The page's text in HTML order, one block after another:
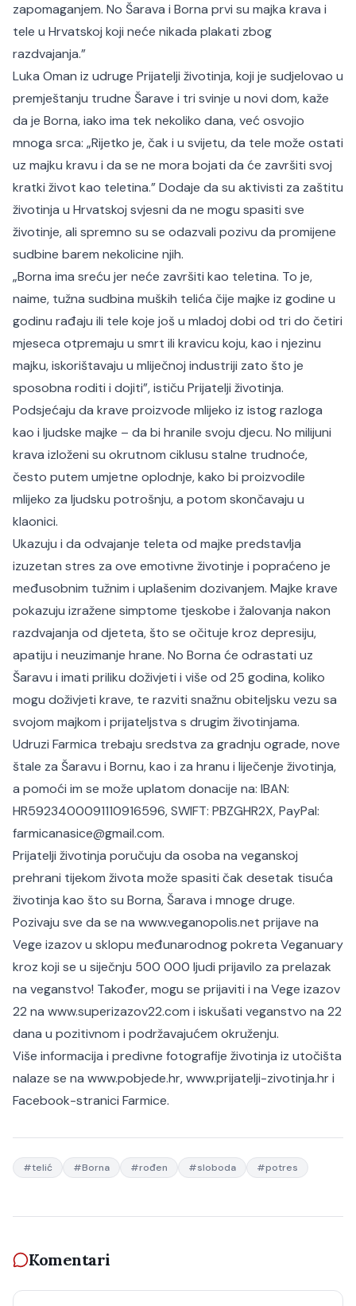
zapomaganjem. No Šarava i Borna prvi su majka krava i
tele u Hrvatskoj koji neće nikada plakati zbog
razdvajanja.”
Luka Oman iz udruge Prijatelji životinja, koji je sudjelovao u
premještanju trudne Šarave i tri svinje u novi dom, kaže
da je Borna, iako ima tek nekoliko dana, već osvojio
mnoga srca: „Rijetko je, čak i u svijetu, da tele može ostati
uz majku kravu i da se ne mora bojati da će završiti svoj
kratki život kao teletina.” Dodaje da su aktivisti za zaštitu
životinja u Hrvatskoj svjesni da ne mogu spasiti sve
životinje, ali spremno su se odazvali pozivu da promijene
sudbine barem nekolicine njih.
„Borna ima sreću jer neće završiti kao teletina. To je,
naime, tužna sudbina muških telića čije majke iz godine u
godinu rađaju ili tele koje još u mladoj dobi od tri do četiri
mjeseca otpremaju u smrt ili kravicu koju, kao i njezinu
majku, iskorištavaju u mliječnoj industriji zato što je
sposobna roditi i dojiti”, ističu Prijatelji životinja.
Podsjećaju da krave proizvode mlijeko iz istog razloga
kao i ljudske majke – da bi hranile svoju djecu. No milijuni
krava izloženi su okrutnom ciklusu stalne trudnoće,
često putem umjetne oplodnje, kako bi proizvodile
mlijeko za ljudsku potrošnju, a potom skončavaju u
klaonici.
Ukazuju i da odvajanje teleta od majke predstavlja
izuzetan stres za ove emotivne životinje i popraćeno je
međusobnim tužnim i uplašenim dozivanjem. Majke krave
pokazuju izražene simptome tjeskobe i žalovanja nakon
razdvajanja od djeteta, što se očituje kroz depresiju,
apatiju i neuzimanje hrane. No Borna će odrastati uz
Šaravu i imati priliku doživjeti i više od 25 godina, koliko
mogu doživjeti krave, te razviti snažnu obiteljsku vezu sa
svojom majkom i prijateljstva s drugim životinjama.
Udruzi Farmica trebaju sredstva za gradnju ograde, nove
štale za Šaravu i Bornu, kao i za hranu i liječenje životinja,
a pomoći im se može uplatom donacije na: IBAN:
HR5923400091110916596, SWIFT: PBZGHR2X, PayPal:
farmicanasice@gmail.com.
Prijatelji životinja poručuju da osoba na veganskoj
prehrani tijekom života može spasiti čak desetak tisuća
životinja kao što su Borna, Šarava i mnoge druge.
Pozivaju sve da se na www.veganopolis.net prijave na
Vege izazov u sklopu međunarodnog pokreta Veganuary
kroz koji se u siječnju 500 000 ljudi prijavilo za prelazak
na veganstvo! Također, mogu se prijaviti i na Vege izazov
22 na www.superizazov22.com i iskušati veganstvo na 22
dana u pozitivnom i podržavajućem okruženju.
Više informacija i predivne fotografije životinja iz utočišta
nalaze se na www.pobjede.hr,www.prijatelji-zivotinja.hri
Facebook-stranici Farmice.
#telić #Borna #rođen #sloboda #potres
Komentari